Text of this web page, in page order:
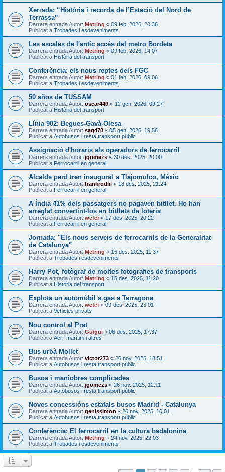
Xerrada: “Història i records de l’Estació del Nord de
Terrassa”
Darrera entrada Autor: Metring « 09 feb. 2026, 20:36
Publicat a Trobades i esdeveniments
Les escales de l'antic accés del metro Bordeta
Darrera entrada Autor: Metring « 09 feb. 2026, 14:07
Publicat a Història del transport
Conferència: els nous reptes dels FGC
Darrera entrada Autor: Metring « 01 feb. 2026, 09:06
Publicat a Trobades i esdeveniments
50 años de TUSSAM
Darrera entrada Autor: oscar440 « 12 gen. 2026, 09:27
Publicat a Història del transport
Línia 902: Begues-Gavà-Olesa
Darrera entrada Autor: sag470 « 05 gen. 2026, 19:56
Publicat a Autobusos i resta transport públic
Assignació d'horaris als operadors de ferrocarril
Darrera entrada Autor: jgomezs « 30 des. 2025, 20:00
Publicat a Ferrocarril en general
Alcalde perd tren inaugural a Tlajomulco, Mèxic
Darrera entrada Autor: frankrodiii « 18 des. 2025, 21:24
Publicat a Ferrocarril en general
A Índia 41% dels passatgers no pagaven bitllet. Ho han
arreglat convertint-los en bitllets de loteria
Darrera entrada Autor: wefer « 17 des. 2025, 20:22
Publicat a Ferrocarril en general
Jornada: "Els nous serveis de ferrocarrils de la Generalitat
de Catalunya"
Darrera entrada Autor: Metring « 16 des. 2025, 11:37
Publicat a Trobades i esdeveniments
Harry Pot, fotògraf de moltes fotografies de transports
Darrera entrada Autor: Metring « 15 des. 2025, 11:20
Publicat a Història del transport
Explota un automòbil a gas a Tarragona
Darrera entrada Autor: wefer « 09 des. 2025, 23:01
Publicat a Vehicles privats
Nou control al Prat
Darrera entrada Autor: Guigui « 06 des. 2025, 17:37
Publicat a Aeri, marítim i altres
Bus urbà Mollet
Darrera entrada Autor: victor273 « 26 nov. 2025, 18:51
Publicat a Autobusos i resta transport públic
Busos i maniobres complicades
Darrera entrada Autor: jgomezs « 26 nov. 2025, 12:11
Publicat a Autobusos i resta transport públic
Noves concessións estatals busos Madrid - Catalunya
Darrera entrada Autor: genissimon « 26 nov. 2025, 10:01
Publicat a Autobusos i resta transport públic
Conferència: El ferrocarril en la cultura badalonina
Darrera entrada Autor: Metring « 24 nov. 2025, 22:03
Publicat a Trobades i esdeveniments